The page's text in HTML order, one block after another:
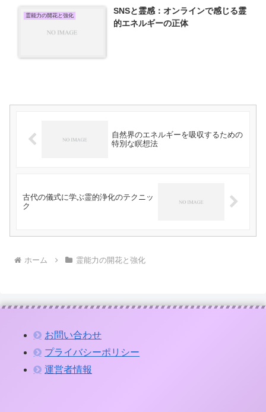
霊能力の開花と強化
SNSと霊感：オンラインで感じる霊
的エネルギーの正体
自然界のエネルギーを吸収するための
特別な瞑想法
古代の儀式に学ぶ霊的浄化のテクニッ
ク
ホーム 霊能力の開花と強化
お問い合わせ
プライバシーポリシー
運営者情報